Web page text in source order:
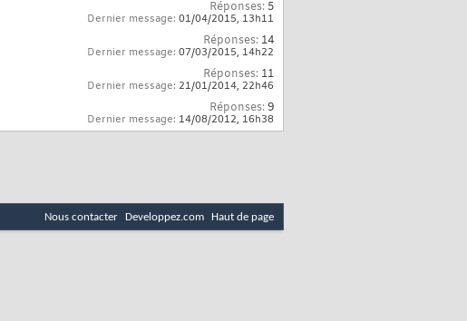
Réponses: 5
Dernier message: 01/04/2015, 13h11
Réponses: 14
Dernier message: 07/03/2015, 14h22
Réponses: 11
Dernier message: 21/01/2014, 22h46
Réponses:9
Dernier message: 14/08/2012, 16h38
Nous contacter Developpez.com Haut de page